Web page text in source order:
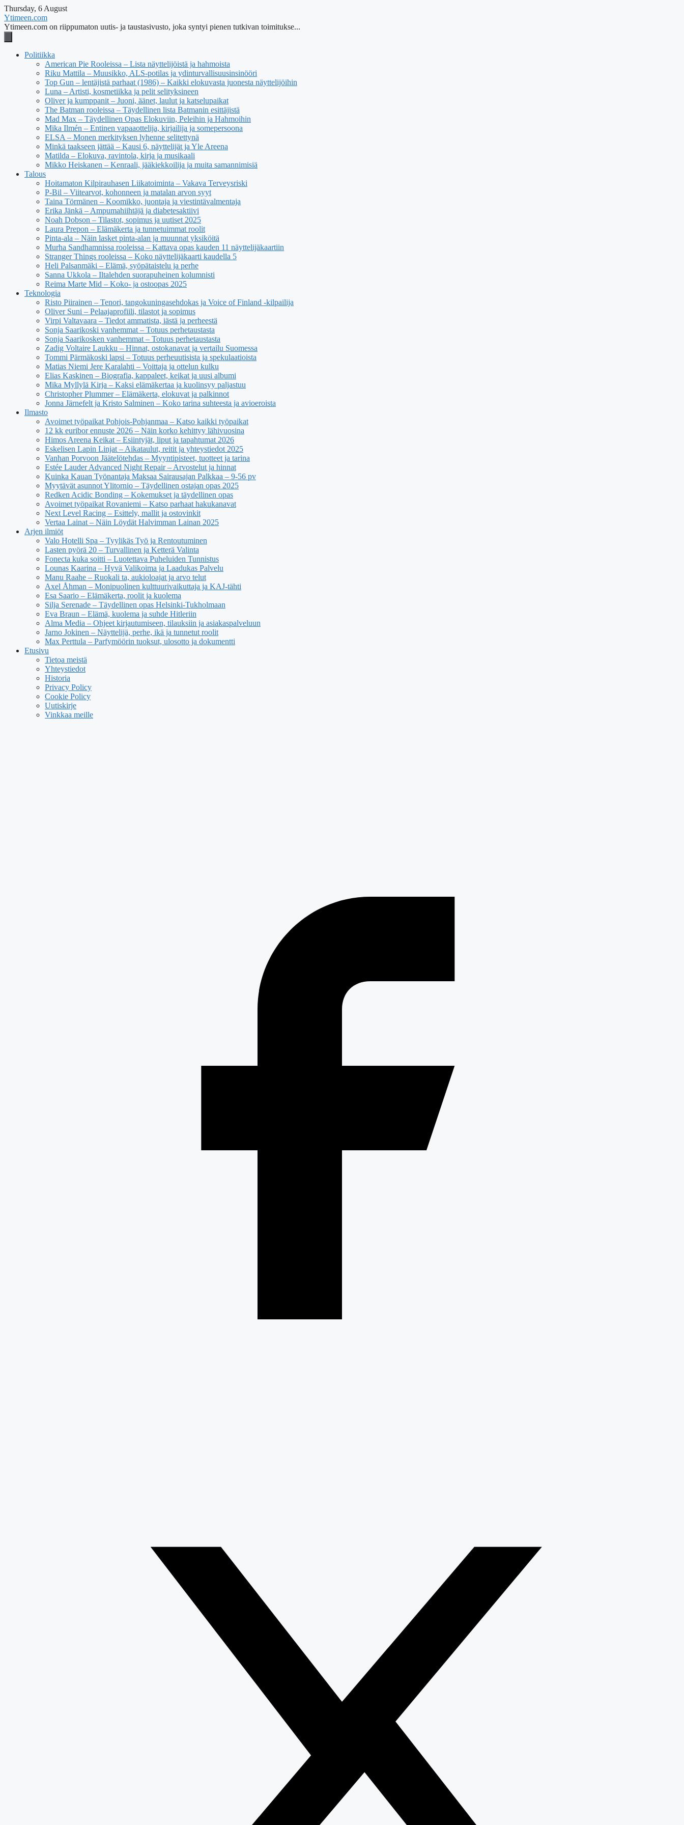
Thursday, 6 August
Ytimeen.com
Ytimeen.com on riippumaton uutis- ja taustasivusto, joka syntyi pienen tutkivan toimitukse...
Politiikka
American Pie Rooleissa – Lista näyttelijöistä ja hahmoista
Riku Mattila – Muusikko, ALS-potilas ja ydinturvallisuusinsinööri
Top Gun – lentäjistä parhaat (1986) – Kaikki elokuvasta juonesta näyttelijöihin
Luna – Artisti, kosmetiikka ja pelit selityksineen
Oliver ja kumppanit – Juoni, äänet, laulut ja katselupaikat
The Batman rooleissa – Täydellinen lista Batmanin esittäjistä
Mad Max – Täydellinen Opas Elokuviin, Peleihin ja Hahmoihin
Mika Ilmén – Entinen vapaaottelija, kirjailija ja somepersoona
ELSA – Monen merkityksen lyhenne selitettynä
Minkä taakseen jättää – Kausi 6, näyttelijät ja Yle Areena
Matilda – Elokuva, ravintola, kirja ja musikaali
Mikko Heiskanen – Kenraali, jääkiekkoilija ja muita samannimisiä
Talous
Hoitamaton Kilpirauhasen Liikatoiminta – Vakava Terveysriski
P-Bil – Viitearvot, kohonneen ja matalan arvon syyt
Taina Törmänen – Koomikko, juontaja ja viestintävalmentaja
Erika Jänkä – Ampumahiihtäjä ja diabetesaktiivi
Noah Dobson – Tilastot, sopimus ja uutiset 2025
Laura Prepon – Elämäkerta ja tunnetuimmat roolit
Pinta-ala – Näin lasket pinta-alan ja muunnat yksiköitä
Murha Sandhamnissa rooleissa – Kattava opas kauden 11 näyttelijäkaartiin
Stranger Things rooleissa – Koko näyttelijäkaarti kaudella 5
Heli Palsanmäki – Elämä, syöpätaistelu ja perhe
Sanna Ukkola – Iltalehden suorapuheinen kolumnisti
Reima Marte Mid – Koko- ja ostoopas 2025
Teknologia
Risto Piirainen – Tenori, tangokuningasehdokas ja Voice of Finland -kilpailija
Oliver Suni – Pelaajaprofiili, tilastot ja sopimus
Virpi Valtavaara – Tiedot ammatista, iästä ja perheestä
Sonja Saarikoski vanhemmat – Totuus perhetaustasta
Sonja Saarikosken vanhemmat – Totuus perhetaustasta
Zadig Voltaire Laukku – Hinnat, ostokanavat ja vertailu Suomessa
Tommi Pärmäkoski lapsi – Totuus perheuutisista ja spekulaatioista
Matias Niemi Jere Karalahti – Voittaja ja ottelun kulku
Elias Kaskinen – Biografia, kappaleet, keikat ja uusi albumi
Mika Myllylä Kirja – Kaksi elämäkertaa ja kuolinsyy paljastuu
Christopher Plummer – Elämäkerta, elokuvat ja palkinnot
Jonna Järnefelt ja Kristo Salminen – Koko tarina suhteesta ja avioeroista
Ilmasto
Avoimet työpaikat Pohjois-Pohjanmaa – Katso kaikki työpaikat
12 kk euribor ennuste 2026 – Näin korko kehittyy lähivuosina
Himos Areena Keikat – Esiintyjät, liput ja tapahtumat 2026
Eskelisen Lapin Linjat – Aikataulut, reitit ja yhteystiedot 2025
Vanhan Porvoon Jäätelötehdas – Myyntipisteet, tuotteet ja tarina
Estée Lauder Advanced Night Repair – Arvostelut ja hinnat
Kuinka Kauan Työnantaja Maksaa Sairausajan Palkkaa – 9-56 pv
Myytävät asunnot Ylitornio – Täydellinen ostajan opas 2025
Redken Acidic Bonding – Kokemukset ja täydellinen opas
Avoimet työpaikat Rovaniemi – Katso parhaat hakukanavat
Next Level Racing – Esittely, mallit ja ostovinkit
Vertaa Lainat – Näin Löydät Halvimman Lainan 2025
Arjen ilmiöt
Valo Hotelli Spa – Tyylikäs Työ ja Rentoutuminen
Lasten pyörä 20 – Turvallinen ja Ketterä Valinta
Fonecta kuka soitti – Luotettava Puheluiden Tunnistus
Lounas Kaarina – Hyvä Valikoima ja Laadukas Palvelu
Manu Raahe – Ruokali ta, aukioloajat ja arvo telut
Axel Åhman – Monipuolinen kulttuurivaikuttaja ja KAJ-tähti
Esa Saario – Elämäkerta, roolit ja kuolema
Silja Serenade – Täydellinen opas Helsinki-Tukholmaan
Eva Braun – Elämä, kuolema ja suhde Hitleriin
Alma Media – Ohjeet kirjautumiseen, tilauksiin ja asiakaspalveluun
Jarno Jokinen – Näyttelijä, perhe, ikä ja tunnetut roolit
Max Perttula – Parfymöörin tuoksut, ulosotto ja dokumentti
Etusivu
Tietoa meistä
Yhteystiedot
Historia
Privacy Policy
Cookie Policy
Uutiskirje
Vinkkaa meille